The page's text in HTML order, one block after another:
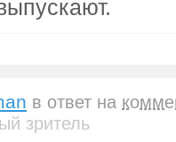
в ответ на
зритель